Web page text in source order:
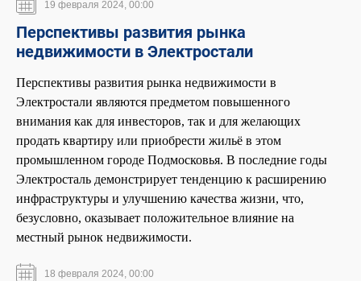
19 февраля 2024, 00:00
Перспективы развития рынка
недвижимости в Электростали
Перспективы развития рынка недвижимости в
Электростали являются предметом повышенного
внимания как для инвесторов, так и для желающих
продать квартиру или приобрести жильё в этом
промышленном городе Подмосковья. В последние годы
Электросталь демонстрирует тенденцию к расширению
инфраструктуры и улучшению качества жизни, что,
безусловно, оказывает положительное влияние на
местный рынок недвижимости.
18 февраля 2024, 00:00